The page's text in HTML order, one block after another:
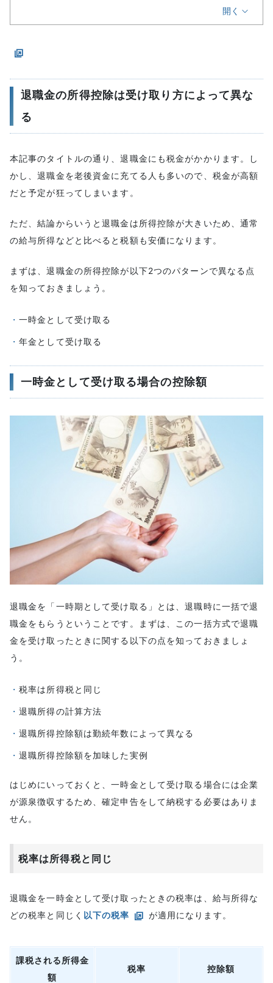
年金として受け取った場合の税金の計算方法
実例：退職金を年金として受け取った場合の税額
一時金VS年金方式ではどちらがお得か？
そもそも退職金の平均受給額はいくら？
知っておきたい税金が還付されるケース
「退職所得の受給に関する申告書」を提出していな
退職時の給与所得が低かった場合
前払いとして受け取った場合の税金
前払い退職金にかかる税金とは？
第2号被保険者と専業主婦
老後に必要なお金とは？
資産運用で老後資金を蓄えておく
おすすめ1：iDeCo
掛け金は所得控除可能
運用益は非課税
受け取るときも税制優遇が大きい
掛け金を決められる
おすすめ2：不動産投資
安定した収益
団体信用生命保険に加入している
売却することも可能
年間40万円まで投資は非課税
開く
退職金の所得控除は受け取り方によって異な
る
本記事のタイトルの通り、退職金にも税金がかかります。し
かし、退職金を老後資金に充てる人も多いので、税金が高額
だと予定が狂ってしまいます。
ただ、結論からいうと退職金は所得控除が大きいため、通常
の給与所得などと比べると税額も安価になります。
まずは、退職金の所得控除が以下2つのパターンで異なる点
を知っておきましょう。
一時金として受け取る
年金として受け取る
一時金として受け取る場合の控除額
退職金を「一時期として受け取る」とは、退職時に一括で退
職金をもらうということです。まずは、この一括方式で退職
金を受け取ったときに関する以下の点を知っておきましょ
う。
税率は所得税と同じ
退職所得の計算方法
退職所得控除額は勤続年数によって異なる
退職所得控除額を加味した実例
はじめにいっておくと、一時金として受け取る場合には企業
が源泉徴収するため、確定申告をして納税する必要はありま
せん。
税率は所得税と同じ
退職金を一時金として受け取ったときの税率は、給与所得な
どの税率と同じく 以下の税率 が適用になります。
課税される所得金
額
税率 控除額